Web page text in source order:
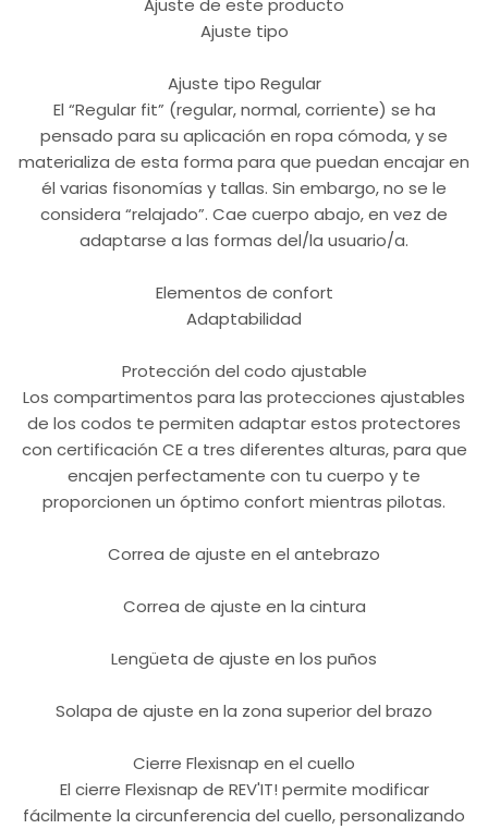
Ajuste de este producto
Ajuste tipo
Ajuste tipo Regular
El “Regular fit” (regular, normal, corriente) se ha
pensado para su aplicación en ropa cómoda, y se
materializa de esta forma para que puedan encajar en
él varias fisonomías y tallas. Sin embargo, no se le
considera “relajado”. Cae cuerpo abajo, en vez de
adaptarse a las formas del/la usuario/a.
Elementos de confort
Adaptabilidad
Protección del codo ajustable
Los compartimentos para las protecciones ajustables
de los codos te permiten adaptar estos protectores
con certificación CE a tres diferentes alturas, para que
encajen perfectamente con tu cuerpo y te
proporcionen un óptimo confort mientras pilotas.
Correa de ajuste en el antebrazo
Correa de ajuste en la cintura
Lengüeta de ajuste en los puños
Solapa de ajuste en la zona superior del brazo
Cierre Flexisnap en el cuello
El cierre Flexisnap de REV'IT! permite modificar
fácilmente la circunferencia del cuello, personalizando